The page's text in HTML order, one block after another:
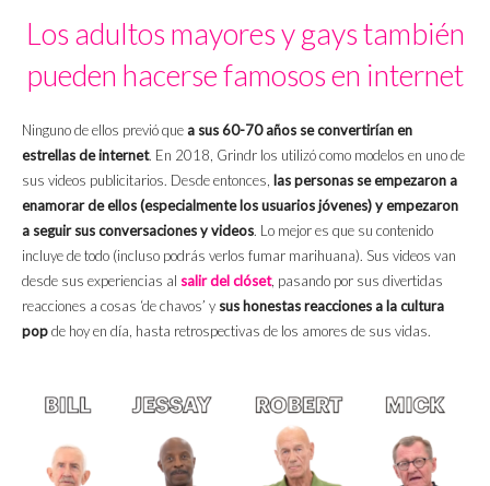
Los adultos mayores y gays también
pueden hacerse famosos en internet
Ninguno de ellos previó que a sus 60-70 años se convertirían en
estrellas de internet. En 2018, Grindr los utilizó como modelos en uno de
sus videos publicitarios. Desde entonces, las personas se empezaron a
enamorar de ellos (especialmente los usuarios jóvenes) y empezaron
a seguir sus conversaciones y videos. Lo mejor es que su contenido
incluye de todo (incluso podrás verlos fumar marihuana). Sus videos van
desde sus experiencias al salir del clóset, pasando por sus divertidas
reacciones a cosas ‘de chavos’ y sus honestas reacciones a la cultura
popde hoy en día, hasta retrospectivas de los amores de sus vidas.